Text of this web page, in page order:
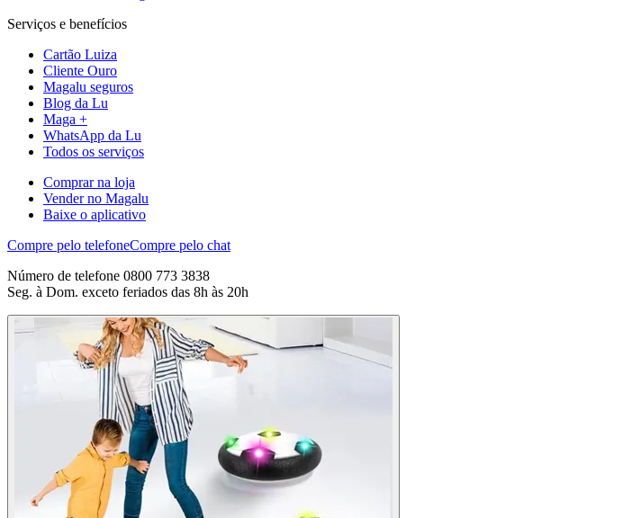
Serviços e benefícios
Cartão Luiza
Cliente Ouro
Magalu seguros
Blog da Lu
Maga +
WhatsApp da Lu
Todos os serviços
Comprar na loja
Vender no Magalu
Baixe o aplicativo
Compre pelo telefoneCompre pelo chat
Número de telefone 0800 773 3838
Seg. à Dom. exceto feriados das 8h às 20h